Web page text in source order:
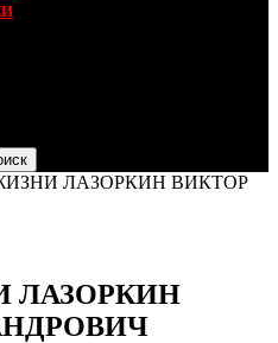
ЛАЗОРКИН ВИКТОР
ЛАЗОРКИН